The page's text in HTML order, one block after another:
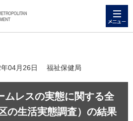
年04月26日 福祉保健局
レスの実態に関する全
の生活実態調査）の結果